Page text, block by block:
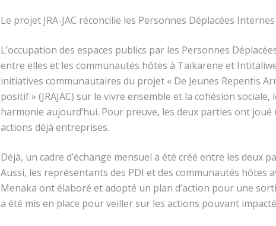
Le projet JRA-JAC réconcilie les Personnes Déplacées
L’occupation des espaces publics par les Personnes
entre elles et les communautés hôtes à Taikarene et
initiatives communautaires du projet « De Jeunes Repentis
positif » (JRAJAC) sur le vivre ensemble et la cohésion sociale,
harmonie aujourd’hui. Pour preuve, les deux parties ont
actions déjà entreprises.
Déjà, un cadre d’échange mensuel a été créé entre les deux
Aussi, les représentants des PDI et des communautés hôtes
Menaka ont élaboré et adopté un plan d’action pour une
a été mis en place pour veiller sur les actions pouvant